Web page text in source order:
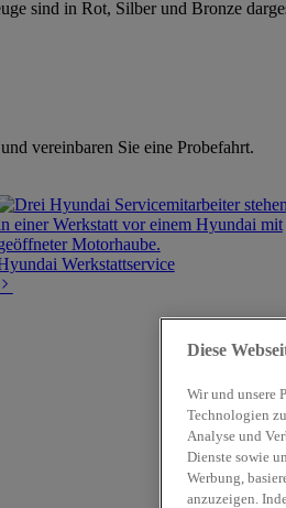
vereinbaren Sie eine Probefahrt.
Werkstattservice
Diese
Wir und unsere
Technologien
Analyse und
Dienste sowie
Werbung,
anzuzeigen.